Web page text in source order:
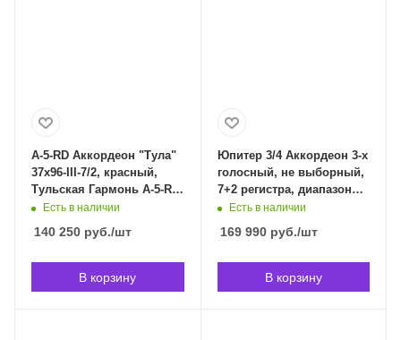
A-5-RD Аккордеон "Тула"
37х96-III-7/2, красный,
Тульская Гармонь A-5-RD
в Владивостоке
Есть в наличии
140 250 руб./шт
В корзину
Юпитер 3/4 Аккордеон 3-х
голосный, не выборный,
7+2 регистра, диапазон
34x80, Юпитер Юпитер 3/4
Есть в наличии
169 990руб./шт
В корзину